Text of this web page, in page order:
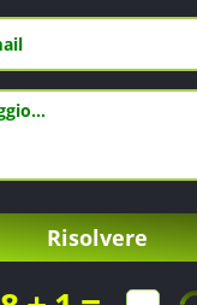
Risolvere